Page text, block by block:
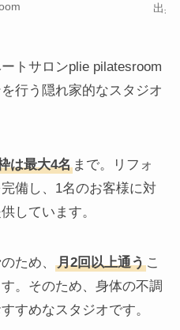
出典
トサロンplie pilatesroom
行う隠れ家的なスタジオ
は最大4名まで。リフォ
備し、1名のお客様に対
しています。
のため、 月2回以上通うこ
。そのため、身体の不調
すめなスタジオです。